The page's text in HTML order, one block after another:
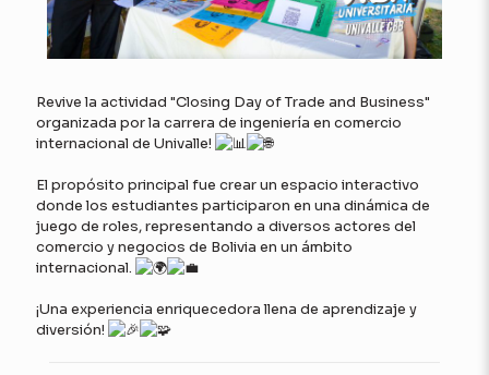
Revive la actividad "Closing Day of Trade and Business"
organizada por la carrera de ingeniería en comercio
internacional de Univalle!
El propósito principal fue crear un espacio interactivo
donde los estudiantes participaron en una dinámica de
juego de roles, representando a diversos actores del
comercio y negocios de Bolivia en un ámbito
internacional.
¡Una experiencia enriquecedora llena de aprendizaje y
diversión!